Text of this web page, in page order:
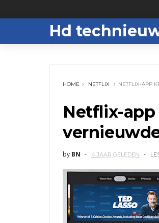
Hd
HOME NETFLIX NETFLIX-APP
Netflix-
by BN 4 JAAR GELEDEN